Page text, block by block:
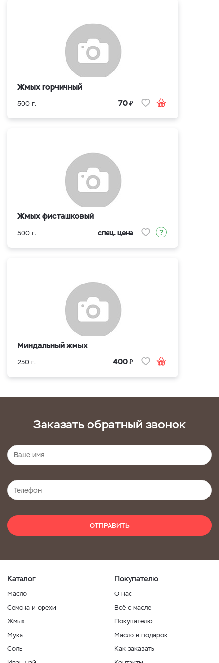
Жмых горчичный
500 г. 70₽
Жмых фисташковый
500 г. спец. цена
Миндальный жмых
250 г. 400₽
Заказать обратный звонок
ОТПРАВИТЬ
Каталог
Масло
Семена и орехи
Жмых
Мука
Соль
Покупателю
О нас
Всё о масле
Покупателю
Масло в подарок
Как заказать